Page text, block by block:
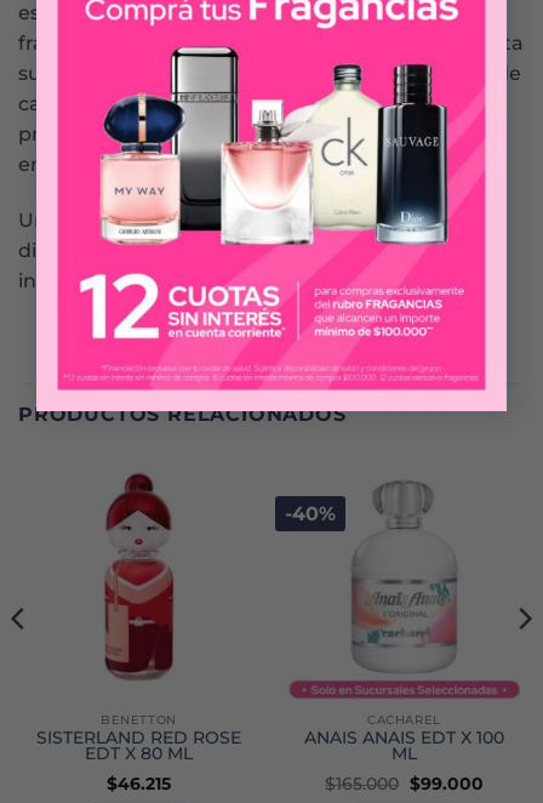
estela inesperada que nace del encuentro de una
frambuesa licorosa y un absoluto de hoja de violeta
sublimado por un adictivo absoluto de manteca de
cacao. Este jugo único, que evoca la libertad que
proporciona un acto radical de amor propio, se
encuentra capturado en un nuevo frasco.
Un perfume cautivador y exaltante con una gran
difusión y fijación duradera en la piel gracias a los
ingredientes más nobles.
PRODUCTOS RELACIONADOS
BENETTON
SISTERLAND RED ROSE
EDT X 80 ML
$46.215
-40%
CACHAREL
ANAIS ANAIS EDT X 100
ML
$165.000 El
precio
$99.000El